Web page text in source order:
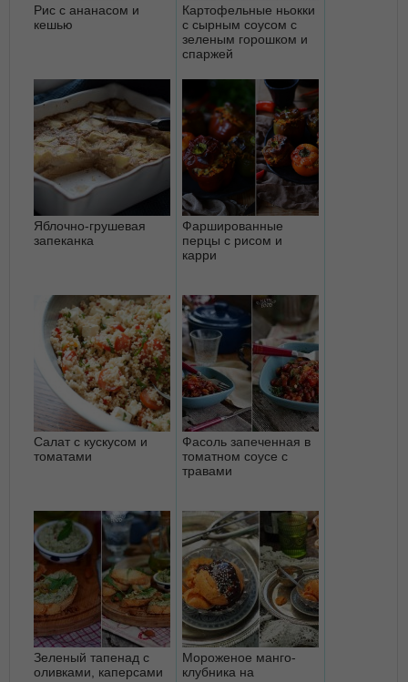
Рис с ананасом и
кешью
Картофельные ньокки
с сырным соусом с
зеленым горошком и
спаржей
Яблочно-грушевая
запеканка
Фаршированные
перцы с рисом и
карри
Салат с кускусом и
томатами
Фасоль запеченная в
томатном соусе с
травами
Зеленый тапенад с
оливками, каперсами
Мороженое манго-
клубника на